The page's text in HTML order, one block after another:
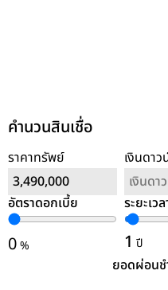
คำนวนสินเชื่อ
ราคาทรัพย์ เงินดาว
อัตราดอกเบี้ย
0%
ระยะเว
1 ปี
ยอดผ่อนช